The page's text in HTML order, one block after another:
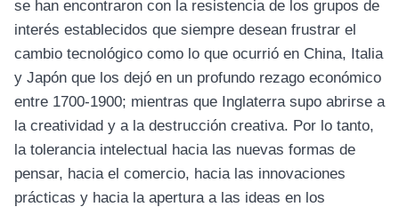
se han encontraron con la resistencia de los grupos de
interés establecidos que siempre desean frustrar el
cambio tecnológico como lo que ocurrió en China, Italia
y Japón que los dejó en un profundo rezago económico
entre 1700-1900; mientras que Inglaterra supo abrirse a
la creatividad y a la destrucción creativa. Por lo tanto,
la tolerancia intelectual hacia las nuevas formas de
pensar, hacia el comercio, hacia las innovaciones
prácticas y hacia la apertura a las ideas en los